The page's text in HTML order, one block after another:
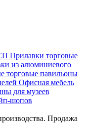
Прилавки торговые
из алюминиевого
торговые павильоны
Офисная мебель
для музеев
шопов
Продажа